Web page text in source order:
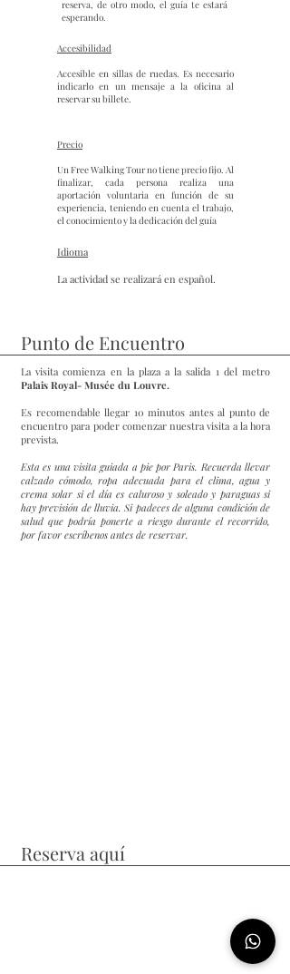
reserva, de otro modo, el guía te estará
esperando.
Accesibilidad
Accesible en sillas de ruedas. Es necesario
indicarlo en un mensaje a la oficina al
reservar su billete.
Precio
Un Free Walking Tour no tiene precio fijo. Al
finalizar, cada persona realiza una
aportación voluntaria en función de su
experiencia, teniendo en cuenta el trabajo,
el conocimiento y la dedicación del guía
Idioma
La actividad se realizará en español.
Punto de Encuentro
La visita comienza en la plaza a la salida 1 del metro
Palais Royal- Musée du Louvre.
Es recomendable llegar 10 minutos antes al punto de
encuentro para poder comenzar nuestra visita a la hora
prevista.
Esta es una visita guiada a pie por Paris. Recuerda llevar
calzado cómodo, ropa adecuada para el clima, agua y
crema solar si el día es caluroso y soleado y paraguas si
hay previsión de lluvia. Si padeces de alguna condición de
salud que podría ponerte a riesgo durante el recorrido,
por favor escríbenos antes de reservar.
Reserva aquí